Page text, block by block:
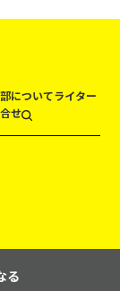
についてライター
せ
る